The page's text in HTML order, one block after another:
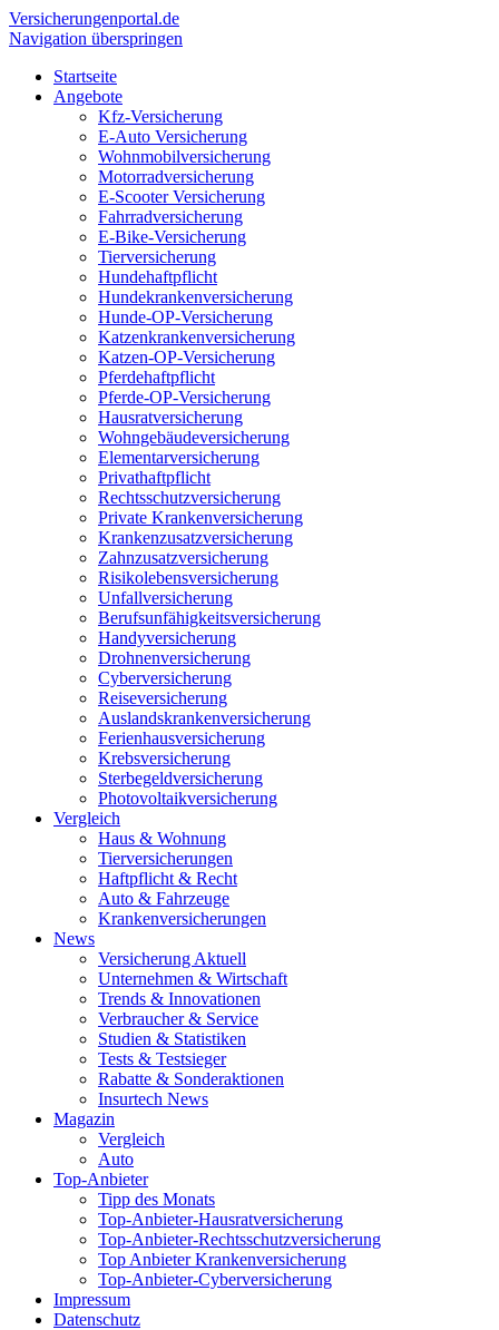
Versicherungenportal.de
Navigation überspringen
Startseite
Angebote
Kfz-Versicherung
E-Auto Versicherung
Wohnmobilversicherung
Motorradversicherung
E-Scooter Versicherung
Fahrradversicherung
E-Bike-Versicherung
Tierversicherung
Hundehaftpflicht
Hundekrankenversicherung
Hunde-OP-Versicherung
Katzenkrankenversicherung
Katzen-OP-Versicherung
Pferdehaftpflicht
Pferde-OP-Versicherung
Hausratversicherung
Wohngebäudeversicherung
Elementarversicherung
Privathaftpflicht
Rechtsschutzversicherung
Private Krankenversicherung
Krankenzusatzversicherung
Zahnzusatzversicherung
Risikolebensversicherung
Unfallversicherung
Berufsunfähigkeitsversicherung
Handyversicherung
Drohnenversicherung
Cyberversicherung
Reiseversicherung
Auslandskrankenversicherung
Ferienhausversicherung
Krebsversicherung
Sterbegeldversicherung
Photovoltaikversicherung
Vergleich
Haus & Wohnung
Tierversicherungen
Haftpflicht & Recht
Auto & Fahrzeuge
Krankenversicherungen
News
Versicherung Aktuell
Unternehmen & Wirtschaft
Trends & Innovationen
Verbraucher & Service
Studien & Statistiken
Tests & Testsieger
Rabatte & Sonderaktionen
Insurtech News
Magazin
Vergleich
Auto
Top-Anbieter
Tipp des Monats
Top-Anbieter-Hausratversicherung
Top-Anbieter-Rechtsschutzversicherung
Top Anbieter Krankenversicherung
Top-Anbieter-Cyberversicherung
Impressum
Datenschutz